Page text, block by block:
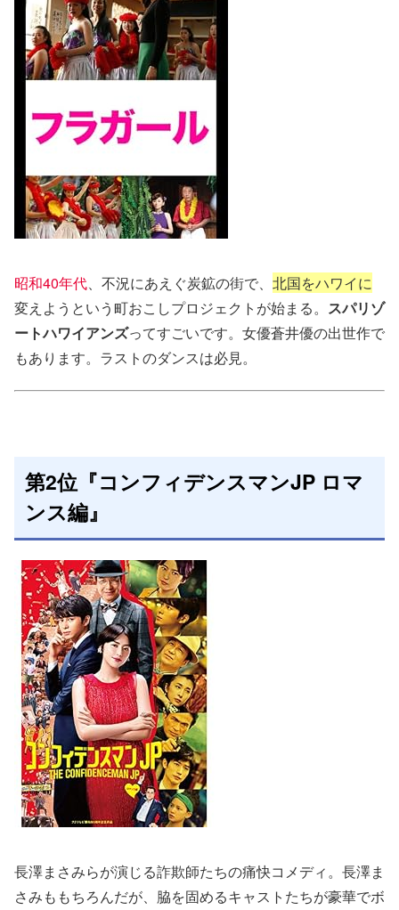
昭和40年代、不況にあえぐ炭鉱の街で、 北国をハワイに
変えようという町おこしプロジェクトが始まる。 スパリゾ
ートハワイアンズってすごいです。女優蒼井優の出世作で
もあります。ラストのダンスは必見。
第2位『コンフィデンスマンJP ロマ
ンス編』
長澤まさみらが演じる詐欺師たちの痛快コメディ。長澤ま
さみももちろんだが、脇を固めるキャストたちが豪華でボ